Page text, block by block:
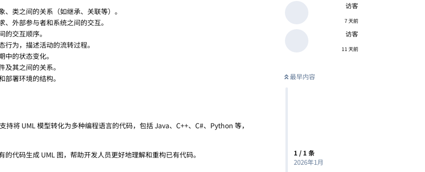
访客
7 天前
访客
11 天前
最早内容
1 / 1 条
2026年1月
、类之间的关系（如继承、关联等）。
、外部参与者和系统之间的交互。
的交互顺序。
行为，描述活动的流转过程。
中的状态变化。
及其之间的关系。
部署环境的结构。
持将 UML 模型转化为多种编程语言的代码，包括 Java、C++、C#、Python 等，
的代码生成 UML 图，帮助开发人员更好地理解和重构已有代码。